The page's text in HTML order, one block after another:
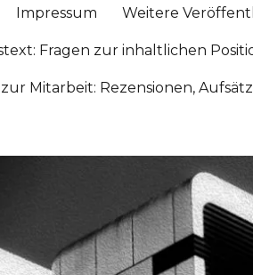
Impressum Weitere
Fragen zur inhaltlichen
Mitarbeit: Rezensionen,